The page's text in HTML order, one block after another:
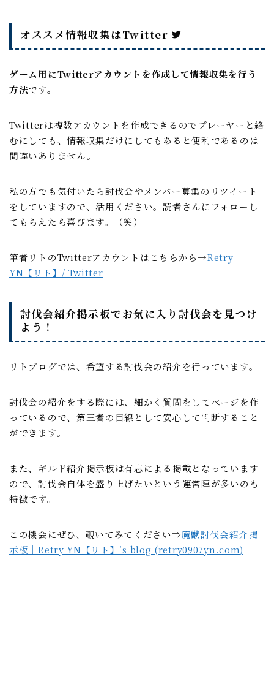
オススメ情報収集はTwitter
ゲーム用にTwitterアカウントを作成して情報収集を行う
方法です。
Twitterは複数アカウントを作成できるのでプレーヤーと絡
むにしても、情報収集だけにしてもあると便利であるのは
間違いありません。
私の方でも気付いたら討伐会やメンバー募集のリツイート
をしていますので、活用ください。読者さんにフォローし
てもらえたら喜びます。（笑）
筆者リトのTwitterアカウントはこちらから→Retry
YN【リト】/ Twitter
討伐会紹介掲示板でお気に入り討伐会を見つけ
よう！
リトブログでは、希望する討伐会の紹介を行っています。
討伐会の紹介をする際には、細かく質問をしてページを作
っているので、第三者の目線として安心して判断すること
ができます。
また、ギルド紹介掲示板は有志による掲載となっています
ので、討伐会自体を盛り上げたいという運営陣が多いのも
特徴です。
この機会にぜひ、覗いてみてください⇒魔獣討伐会紹介掲
示板｜Retry YN【リト】’s blog (retry0907yn.com)